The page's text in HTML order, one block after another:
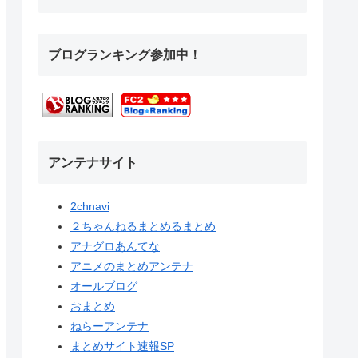
ブログランキング参加中！
アンテナサイト
2chnavi
２ちゃんねるまとめるまとめ
アナグロあんてな
アニメのまとめアンテナ
オールブログ
おまとめ
ねらーアンテナ
まとめサイト速報SP